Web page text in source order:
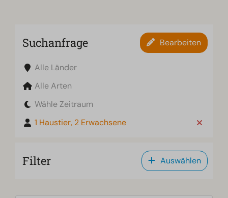
Suchanfrage Bearbeiten
Alle Länder
Alle Arten
Wähle Zeitraum
1 Haustier, 2 Erwachsene
Filter Auswählen